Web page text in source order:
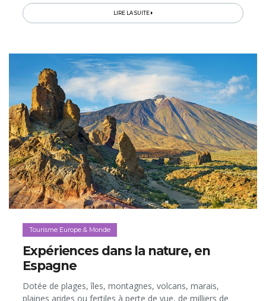
d’amis...
LIRE LA SUITE
Tourisme Europe & Monde
Expériences dans la nature, en
Espagne
Dotée de plages, îles, montagnes, volcans, marais,
plaines arides ou fertiles à perte de vue, de milliers de